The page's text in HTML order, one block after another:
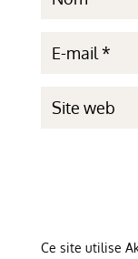
Ce site utilise